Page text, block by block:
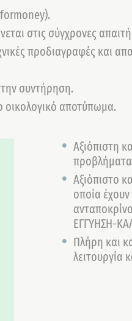
στις σύγχρονες
προδιαγραφές και
συντήρηση.
οικολογικό αποτύπωμα.
Αξιόπιστη
προβλήματα
Αξιόπιστο
οποία
ΕΓΓΥΗΣΗ-
Πλήρη και
λειτουργία